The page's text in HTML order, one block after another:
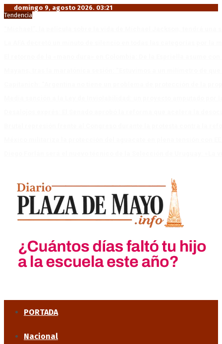
domingo 9, agosto 2026. 03:21
Tendencia
PORTADA
Nacional